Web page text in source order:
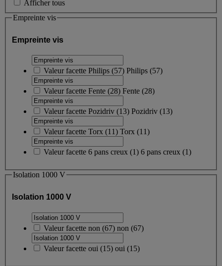
Afficher tous
Empreinte vis
Empreinte vis
Valeur facette Philips (57) Philips (57)
Valeur facette Fente (28) Fente (28)
Valeur facette Pozidriv (13) Pozidriv (13)
Valeur facette Torx (11) Torx (11)
Valeur facette 6 pans creux (1) 6 pans creux (1)
Isolation 1000 V
Isolation 1000 V
Valeur facette non (67) non (67)
Valeur facette oui (15) oui (15)